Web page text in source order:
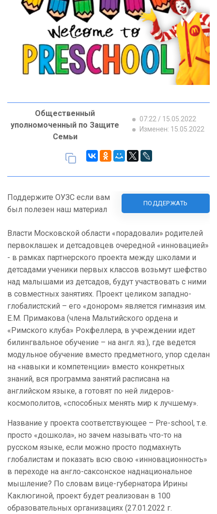
Общественный
уполномоченный по Защите
Семьи
07:22 / 15.05.2022
Изменен: 15.05.2022
Поддержите ОУЗС если вам
был полезен наш материал
ПОДДЕРЖАТЬ
Власти Московской области «порадовали» родителей
первоклашек и детсадовцев очередной «инновацией»
- в рамках партнерского проекта между школами и
детсадами ученики первых классов возьмут шефство
над малышами из детсадов, будут участвовать с ними
в совместных занятиях. Проект целиком западно-
глобалистский – его «донором» является гимназия им.
Е.М. Примакова (члена Мальтийского ордена и
«Римского клуба» Рокфеллера, в учреждении идет
билингвальное обучение – на англ. яз.), где ведется
модульное обучение вместо предметного, упор сделан
на «навыки и компетенции» вместо конкретных
знаний, вся программа занятий расписана на
английском языке, а готовят по ней лидеров-
космополитов, «способных менять мир к лучшему».
Название у проекта соответствующее – Pre-school, т.е.
просто «дошкола», но зачем называть что-то на
русском языке, если можно просто подмахнуть
глобалистам и показать всю свою «инновационность»
в переходе на англо-саксонское наднациональное
мышление? По словам вице-губернатора Ирины
Каклюгиной, проект будет реализован в 100
образовательных организациях (27.01.2022 г.